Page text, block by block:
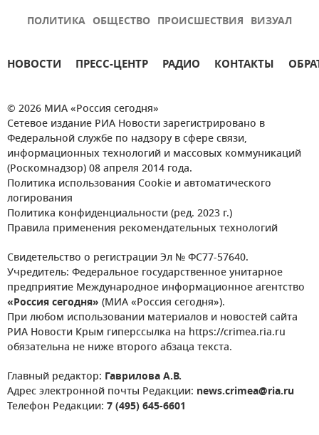
ПОЛИТИКА ОБЩЕСТВО ПРОИСШЕСТВИЯ ВИЗУАЛ
НОВОСТИ ПРЕСС-ЦЕНТР РАДИО КОНТАКТЫ
© 2026 МИА «Россия сегодня»
Сетевое издание РИА Новости зарегистрировано в
Федеральной службе по надзору в сфере связи,
информационных технологий и массовых коммуникаций
(Роскомнадзор) 08 апреля 2014 года.
Политика использования Cookie и автоматического
логирования
Политика конфиденциальности (ред. 2023 г.)
Правила применения рекомендательных технологий
Свидетельство о регистрации Эл № ФС77-57640.
Учредитель: Федеральное государственное унитарное
предприятие Международное информационное агентство
«Россия сегодня» (МИА «Россия сегодня»).
При любом использовании материалов и новостей сайта
РИА Новости Крым гиперссылка на https://crimea.ria.ru
обязательна не ниже второго абзаца текста.
Главный редактор: Гаврилова А.В.
Адрес электронной почты Редакции: news.crimea@ria.ru
Телефон Редакции: 7 (495) 645-6601